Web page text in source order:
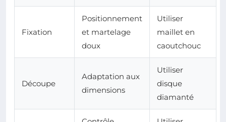
Fixation
Positionnement
et martelage
doux
Utiliser
maillet en
caoutchouc
Découpe
Adaptation aux
dimensions
Utiliser
disque
diamanté